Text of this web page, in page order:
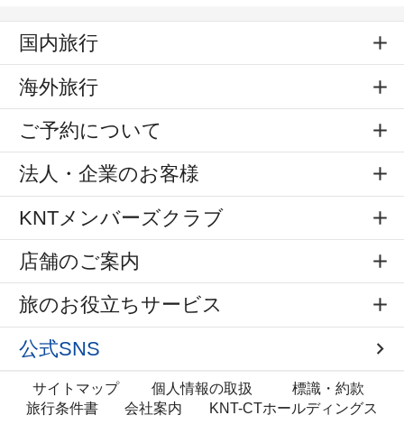
国内旅行
海外旅行
ご予約について
法人・企業のお客様
KNTメンバーズクラブ
店舗のご案内
旅のお役立ちサービス
公式SNS
サイトマップ 個人情報の取扱
標識・約款
旅行条件書
会社案内 KNT-CTホールディングス